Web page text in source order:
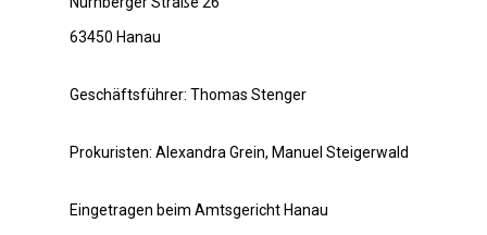
63450 Hanau
Geschäftsführer: Thomas Stenger
Prokuristen: Alexandra Grein, Manuel Steigerwald
Eingetragen beim Amtsgericht Hanau